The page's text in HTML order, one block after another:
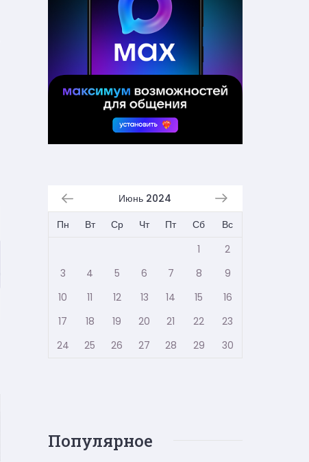
Июнь 2024
Пн
Вт Ср Чт Пт Сб
Вс
1
2
3
4 5 6 7 8
9
10
11 12 13 14 15
16
17
18 19 20 21 22
23
24
25 26 27 28 29 30
Популярное